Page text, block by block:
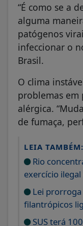
“É como se a
alguma
patógenos
infeccionar o
Brasil.
O clima
problemas em
alérgica.
de fumaça,
LEIA TAMBÉM:
Rio
exercício
Lei prorroga
filantrópicos
SUS terá